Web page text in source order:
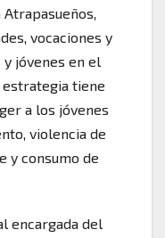
Atrapasueños,
vocaciones y
jóvenes en el
estrategia tiene
a los jóvenes
violencia de
y consumo de
encargada del